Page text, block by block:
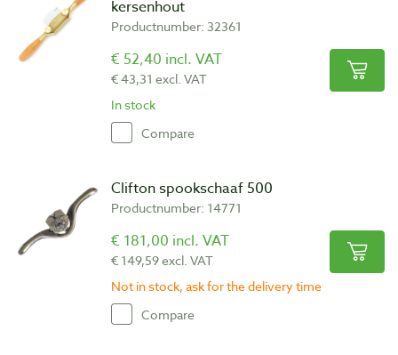
kersenhout
Productnumber: 32361
€ 52,40 incl. VAT
€ 43,31 excl. VAT
In stock
Compare
Clifton spookschaaf 500
Productnumber: 14771
€ 181,00 incl. VAT
€ 149,59 excl. VAT
Not in stock, ask for the delivery time
Compare